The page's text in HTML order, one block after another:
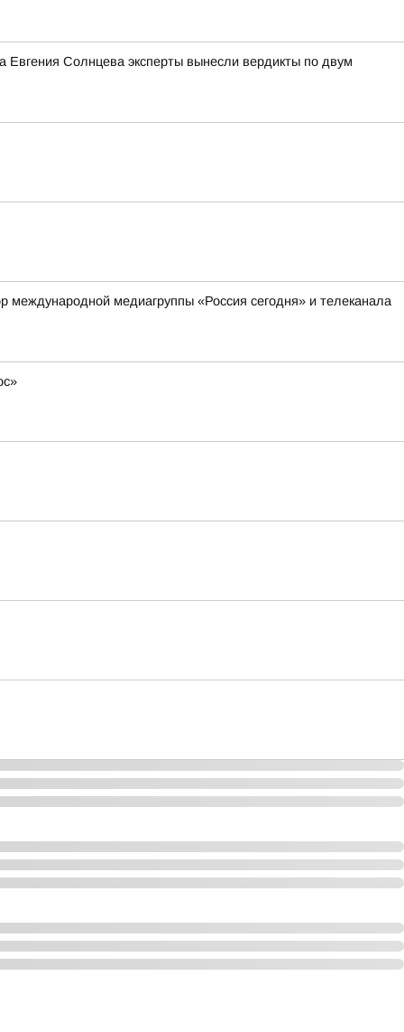
Евгения Солнцева эксперты вынесли вердикты по двум
международной медиагруппы «Россия сегодня» и телеканала